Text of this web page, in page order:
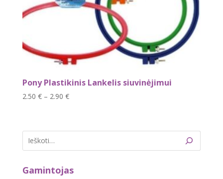
Pony Plastikinis Lankelis siuvinėjimui
2.50 € – 2.90 €Price
through
Gamintojas